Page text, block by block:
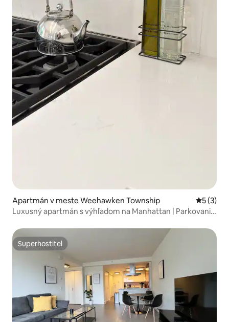
Apartmán v meste Weehawken Township
5 (3)
Luxusný apartmán s výhľadom na Manhattan | Parkovanie
Superhostiteľ
Superhostiteľ